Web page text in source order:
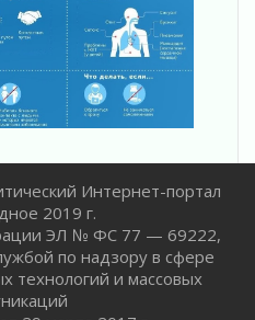
как
клеща
области
жизни»
Интернет-портал
2019 г.
ЭЛ № ФС 77 — 69222,
по надзору в сфере
технологий и массовых